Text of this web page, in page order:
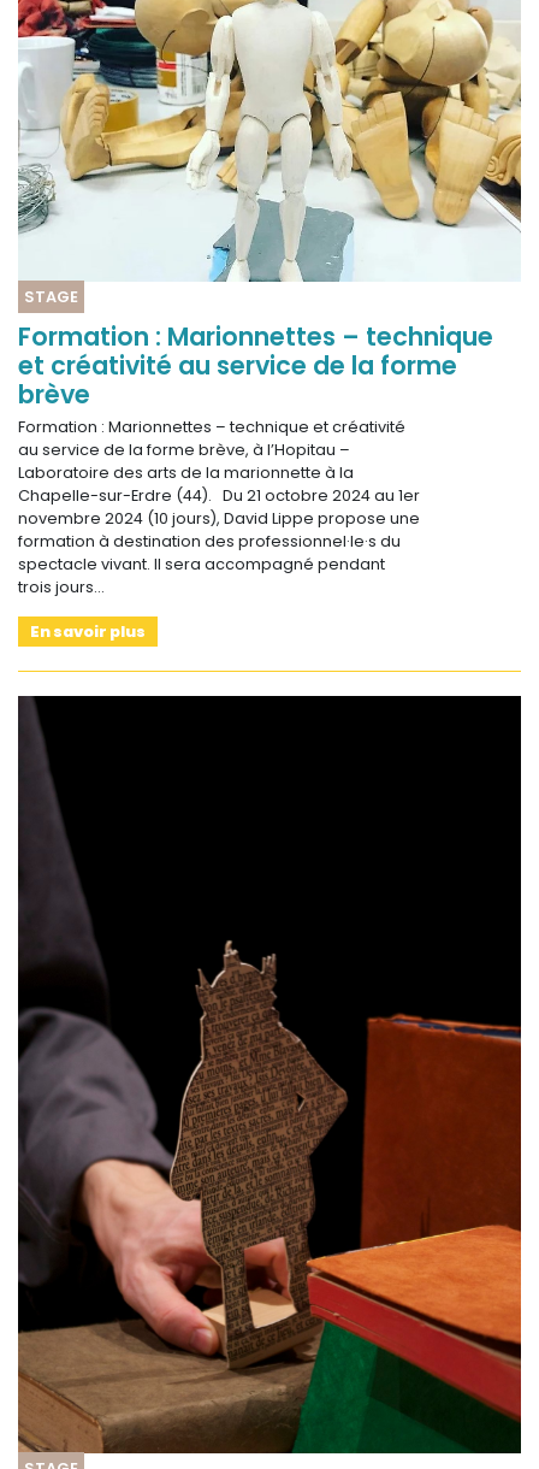
STAGE
Formation : Marionnettes – technique
et créativité au service de la forme
brève
Formation : Marionnettes – technique et créativité
au service de la forme brève, à l’Hopitau –
Laboratoire des arts de la marionnette à la
Chapelle-sur-Erdre (44). Du 21 octobre 2024 au 1er
novembre 2024 (10 jours), David Lippe propose une
formation à destination des professionnel·le·s du
spectacle vivant. Il sera accompagné pendant
trois jours…
En savoir plus